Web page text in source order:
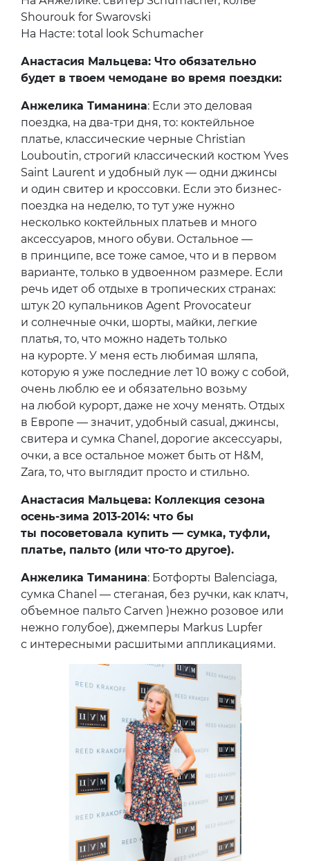
Shourouk for Swarovski
На Насте: total look Schumacher
Анастасия Мальцева: Что обязательно
будет в твоем чемодане во время поездки:
Анжелика Тиманина: Если это деловая
поездка, на два-три дня, то: коктейльное
платье, классические черные Christian
Louboutin, строгий классический костюм Yves
Saint Laurent и удобный лук — одни джинсы
и один свитер и кроссовки. Если это бизнес-
поездка на неделю, то тут уже нужно
несколько коктейльных платьев и много
аксессуаров, много обуви. Остальное —
в принципе, все тоже самое, что и в первом
варианте, только в удвоенном размере. Если
речь идет об отдыхе в тропических странах:
штук 20 купальников Agent Provocateur
и солнечные очки, шорты, майки, легкие
платья, то, что можно надеть только
на курорте. У меня есть любимая шляпа,
которую я уже последние лет 10 вожу с собой,
очень люблю ее и обязательно возьму
на любой курорт, даже не хочу менять. Отдых
в Европе — значит, удобный casual, джинсы,
свитера и сумка Сhanel, дорогие аксессуары,
очки, а все остальное может быть от H&M,
Zara, то, что выглядит просто и стильно.
Анастасия Мальцева: Коллекция сезона
осень-зима 2013-2014: что бы
ты посоветовала купить — сумка, туфли,
платье, пальто (или что-то другое).
Анжелика Тиманина: Ботфорты Balenciaga,
сумка Chanel — стеганая, без ручки, как клатч,
объемное пальто Carven )нежно розовое или
нежно голубое), джемперы Markus Lupfer
с интересными расшитыми аппликациями.